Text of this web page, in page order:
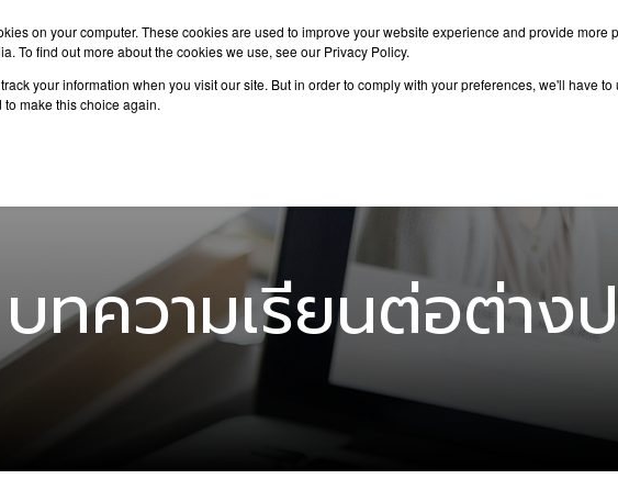
on your computer. These cookies are used to improve your website experience and provide
To find out more about the cookies we use, see our Privacy Policy.
your information when you visit our site. But in order to comply with your preferences, we'll have
to make this choice again.
ประเทศน่าเรียนต่อ
บทความเรียนต่อต่าง